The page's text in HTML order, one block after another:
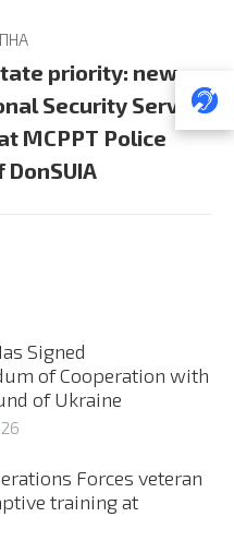
priority: new
Security Service
MCPPT Police
Signed
of Cooperation with
of Ukraine
Forces veteran
training at